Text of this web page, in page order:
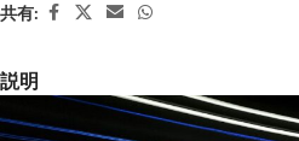
共有:
説明